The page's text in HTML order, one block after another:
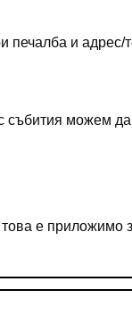
и адрес/
събития можем
е приложимо